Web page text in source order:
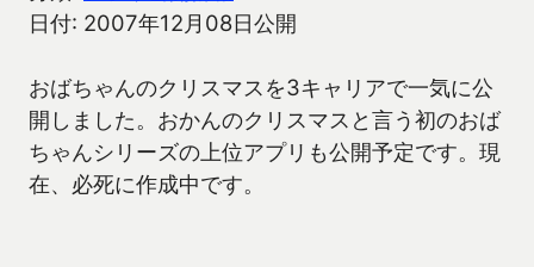
日付: 2007年12月08日公開
おばちゃんのクリスマスを3キャリアで一気に公
開しました。おかんのクリスマスと言う初のおば
ちゃんシリーズの上位アプリも公開予定です。現
在、必死に作成中です。